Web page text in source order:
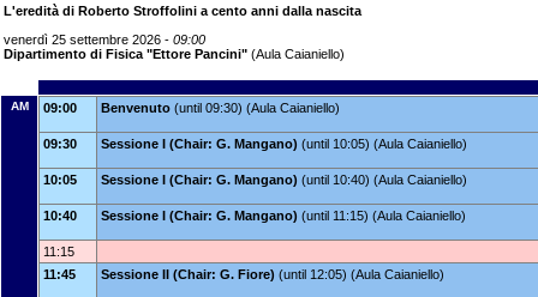
L'eredità di Roberto Stroffolini a cento anni dalla nascita
venerdì 25 settembre 2026 - 09:00
Dipartimento di Fisica "Ettore Pancini" (Aula Caianiello)
AM 09:00 Benvenuto (until 09:30) (Aula Caianiello)
09:30 Sessione I (Chair: G. Mangano) (until 10:05) (Aula Caianiello)
10:05 Sessione I (Chair: G. Mangano) (until 10:40) (Aula Caianiello)
10:40 Sessione I (Chair: G. Mangano) (until 11:15) (Aula Caianiello)
11:15
11:45
Sessione II (Chair: G. Fiore) (until 12:05) (Aula Caianiello)